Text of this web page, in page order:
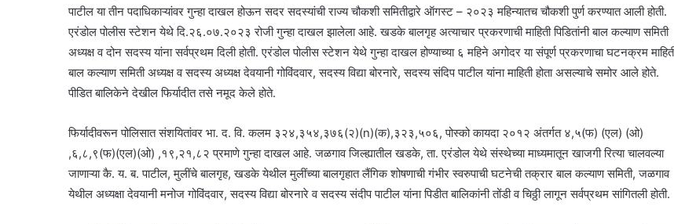
पाटील या तीन पदाधिकाऱ्यांवर गुन्हा दाखल होऊन सदर सदस्यांची राज्य चौकशी समितीद्वारे ऑगस्ट – २०२३ महिन्यातच चौकशी पुर्ण करण्यात आली होती.
एरंडोल पोलीस स्टेशन येथे दि.२६.०७.२०२३ रोजी गुन्हा दाखल झालेला आहे. खडके बालगृह अत्याचार प्रकरणाची माहिती पिडितांनी बाल कल्याण समिती
अध्यक्ष व दोन सदस्य यांना सर्वप्रथम दिली होती. एरंडोल पोलीस स्टेशन येथे गुन्हा दाखल होण्याच्या ६ महिने अगोदर या संपूर्ण प्रकरणाचा घटनक्रम
बाल कल्याण समिती अध्यक्ष व सदस्य अध्यक्ष देवयानी गोविंदवार, सदस्य विद्या बोरनारे, सदस्य संदिप पाटील यांना माहिती होता असल्याचे समोर आले होते.
पीडित बालिकेने देखील फिर्यादीत तसे नमूद केले होते.
फिर्यादीवरून पोलिसात संशयितांवर भा. द. वि. कलम ३२४,३५४,३७६(२)(n)(क),३२३,५०६, पोस्को कायदा २०१२ अंतर्गत ४,५(फ) (एल) (ओ)
,६,८,९(फ)(एल)(ओ) ,१९,२१,८२ प्रमाणे गुन्हा दाखल आहे. जळगाव जिल्ह्यातील खडके, ता. एरंडोल येथे संस्थेच्या माध्यमातून खाजगी रित्या चालवल्या
जाणाऱ्या कै. य. ब. पाटील, मुलींचे बालगृह, खडके येथील मुलींच्या बालगृहात लैंगिक शोषणाची गंभीर स्वरुपाची घटनेची तक्रार बाल कल्याण समिती, जळगाव
येथील अध्यक्षा देवयानी मनोज गोविंदवार, सदस्य विद्या बोरनारे व सदस्य संदीप पाटील यांना पिडीत बालिकांनी तोंडी व चिठ्ठी लागून सर्वप्रथम सांगितली होती.